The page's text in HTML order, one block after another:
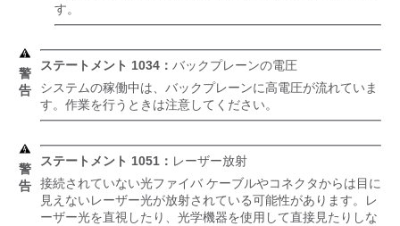
す。
警
告
ステートメント 1034： バックプレーンの電圧
システムの稼働中は、バックプレーンに高電圧が流れていま
す。作業を行うときは注意してください。
警
告
ステートメント 1051： レーザー放射
接続されていない光ファイバ ケーブルやコネクタからは目に
見えないレーザー光が放射されている可能性があります。レ
ーザー光を直視したり、光学機器を使用して直接見たりしな